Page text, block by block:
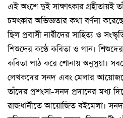
এই অংশে দুই সাক্ষাৎকার গ্রহীতায়ই
চমৎকার অভিজ্ঞতার কথা বর্ণনা
ছিল প্রবাসী নারীদের সাহিত্য ও
শিশুদের কণ্ঠে কবিতা ও গান।
কবিতা পাঠ করে শোনায় অনুসুয়া।
লেখকদের সনদ এবং মেলার
তাঁদের প্রশংসা-সনদ প্রদানের মধ্য
রাজধানীতে আয়োজিত বইমেলা। সনদ